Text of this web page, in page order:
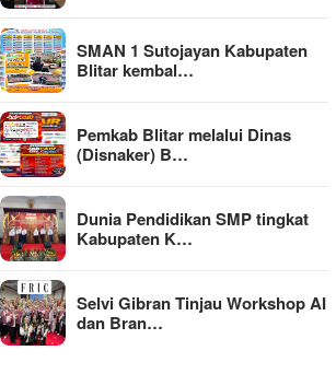
SMAN 1 Sutojayan Kabupaten
Blitar kembal…
Pemkab Blitar melalui Dinas
(Disnaker) B…
Dunia Pendidikan SMP tingkat
Kabupaten K…
Selvi Gibran Tinjau Workshop AI
dan Bran…